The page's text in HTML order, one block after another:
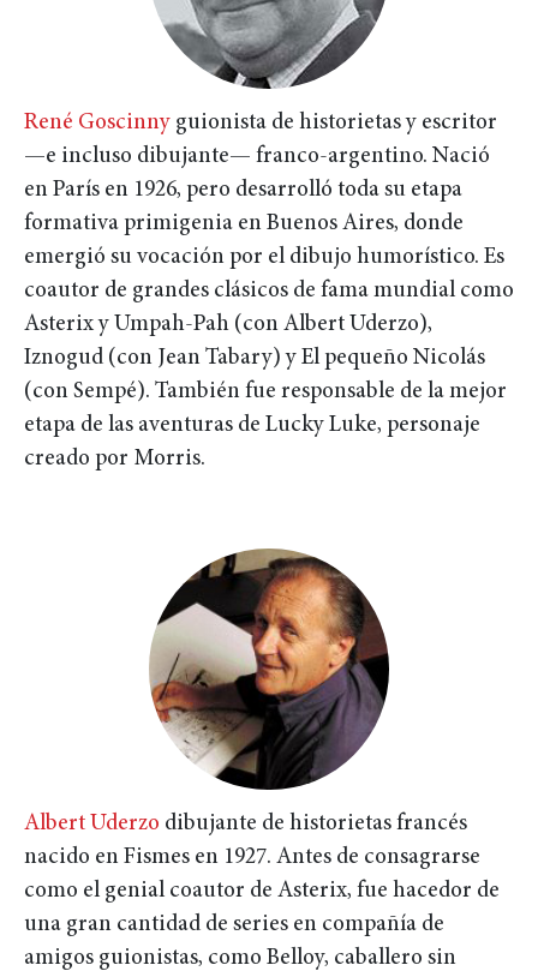
René Goscinny guionista de historietas y escritor
—e incluso dibujante— franco-argentino. Nació
en París en 1926, pero desarrolló toda su etapa
formativa primigenia en Buenos Aires, donde
emergió su vocación por el dibujo humorístico. Es
coautor de grandes clásicos de fama mundial como
Asterix y Umpah-Pah (con Albert Uderzo),
Iznogud (con Jean Tabary) y El pequeño Nicolás
(con Sempé). También fue responsable de la mejor
etapa de las aventuras de Lucky Luke, personaje
creado por Morris.
Albert Uderzo dibujante de historietas francés
nacido en Fismes en 1927. Antes de consagrarse
como el genial coautor de Asterix, fue hacedor de
una gran cantidad de series en compañía de
amigos guionistas, como Belloy, caballero sin